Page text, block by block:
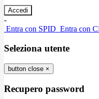
-
Entra con SPID Entra con
Seleziona utente
button close ×
Recupero password